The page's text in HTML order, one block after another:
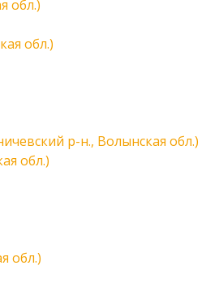
обл.)
обл.)
р-н., Волынская обл.)
обл.)
обл.)